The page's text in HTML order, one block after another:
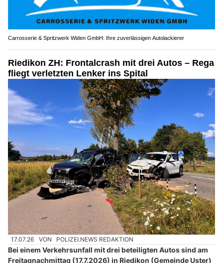
Carrosserie & Spritzwerk Widen GmbH: Ihre zuverlässigen Autolackierer
Riedikon ZH: Frontalcrash mit drei Autos – Rega
fliegt verletzten Lenker ins Spital
17.07.26 VON POLIZEI.NEWS REDAKTION
Bei einem Verkehrsunfall mit drei beteiligten Autos sind am
Freitagnachmittag (17.7.2026) in Riedikon (Gemeinde Uster)